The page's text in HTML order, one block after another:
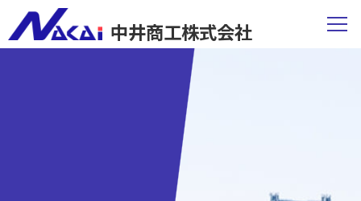
中井商工株式会社